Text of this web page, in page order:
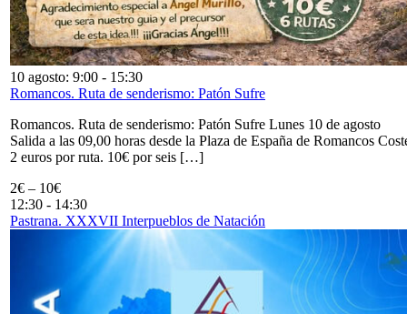
10 agosto: 9:00 - 15:30
Romancos. Ruta de senderismo: Patón Sufre
Romancos. Ruta de senderismo: Patón Sufre Lunes 10 de agosto
Salida a las 09,00 horas desde la Plaza de España de Romancos
2 euros por ruta. 10€ por seis […]
2€ – 10€
12:30 - 14:30
Pastrana. XXXVII Interpueblos de Natación